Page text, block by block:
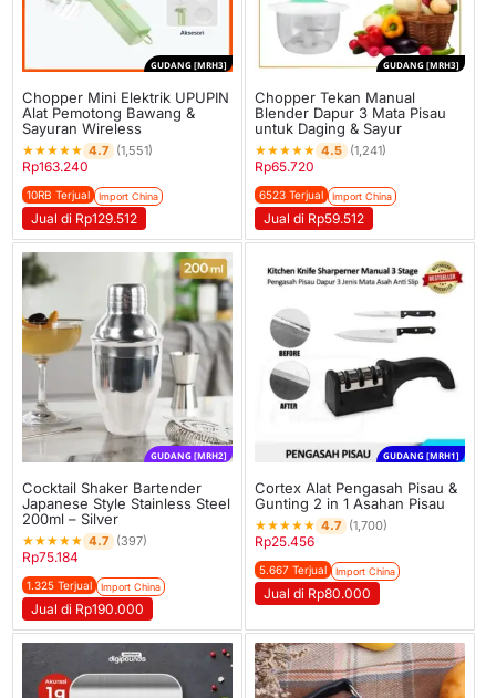
GUDANG [MRH3]
Chopper Mini Elektrik UPUPIN
Alat Pemotong Bawang &
Sayuran Wireless
★★★★★ 4.7 (1,551)
Rp163.240
10RB Terjual Import China
Jual di Rp129.512
GUDANG [MRH3]
Chopper Tekan Manual
Blender Dapur 3 Mata Pisau
untuk Daging & Sayur
★★★★★ 4.5 (1,241)
Rp65.720
6523 Terjual Import China
Jual di Rp59.512
GUDANG [MRH2]
Cocktail Shaker Bartender
Japanese Style Stainless Steel
200ml – Silver
★★★★★ 4.7 (397)
Rp75.184
1.325 Terjual Import China
Jual di Rp190.000
GUDANG [MRH1]
Cortex Alat Pengasah Pisau &
Gunting 2 in 1 Asahan Pisau
★★★★★ 4.7 (1,700)
Rp25.456
5.667 Terjual Import China
Jual di Rp80.000